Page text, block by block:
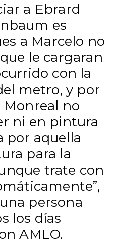
a Ebrard
es
a Marcelo no
le cargaran
con la
metro, y por
Monreal no
ni en pintura
por aquella
para la
trate con
persona
los días
AMLO.